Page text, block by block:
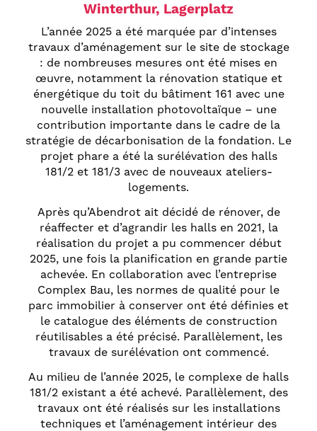
Winterthur, Lagerplatz
L’année 2025 a été marquée par d’intenses
travaux d’aménagement sur le site de stockage
: de nombreuses mesures ont été mises en
œuvre, notamment la rénovation statique et
énergétique du toit du bâtiment 161 avec une
nouvelle installation photovoltaïque – une
contribution importante dans le cadre de la
stratégie de décarbonisation de la fondation. Le
projet phare a été la surélévation des halls
181/2 et 181/3 avec de nouveaux ateliers-
logements.
Après qu’Abendrot ait décidé de rénover, de
réaffecter et d’agrandir les halls en 2021, la
réalisation du projet a pu commencer début
2025, une fois la planification en grande partie
achevée. En collaboration avec l’entreprise
Complex Bau, les normes de qualité pour le
parc immobilier à conserver ont été définies et
le catalogue des éléments de construction
réutilisables a été précisé. Parallèlement, les
travaux de surélévation ont commencé.
Au milieu de l’année 2025, le complexe de halls
181/2 existant a été achevé. Parallèlement, des
travaux ont été réalisés sur les installations
techniques et l’aménagement intérieur des